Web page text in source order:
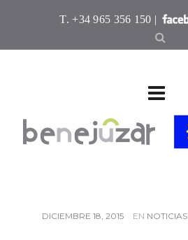
T. +34 965 356 150 |
DICIEMBRE 18, 2015 EN NOTICIAS